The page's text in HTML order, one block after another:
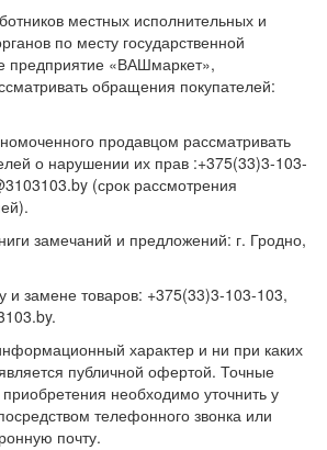
местных исполнительных и
по месту государственной
предприятие «ВАШмаркет»,
обращения покупателей:
продавцом рассматривать
о нарушении их прав :+375(33)3-103-
(срок рассмотрения
замечаний и предложений: г. Гродно,
и замене товаров: +375(33)3-103-103,
характер и ни при каких
публичной офертой. Точные
необходимо уточнить у
телефонного звонка или
почту.